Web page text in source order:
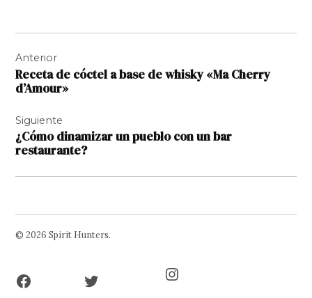
de
entradas
Anterior
Receta de cóctel a base de whisky «Ma Cherry
d’Amour»
Siguiente
¿Cómo dinamizar un pueblo con un bar
restaurante?
© 2026 Spirit Hunters.